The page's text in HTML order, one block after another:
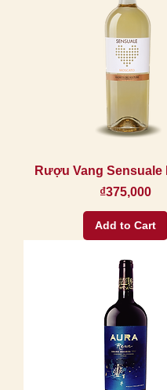
Rượu Vang Sensuale
Price
₫375,000
Add to Cart